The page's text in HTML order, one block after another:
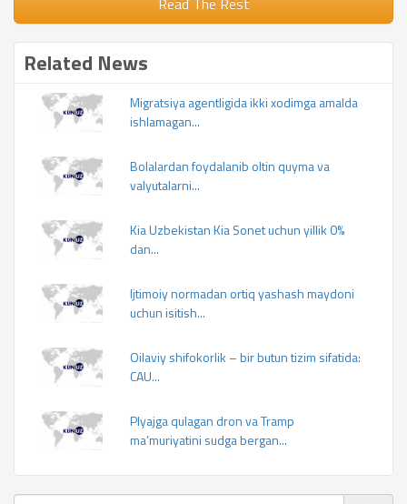
Related News
Migratsiya agentligida ikki xodimga amalda
ishlamagan...
Bolalardan foydalanib oltin quyma va
valyutalarni...
Kia Uzbekistan Kia Sonet uchun yillik 0%
dan...
Ijtimoiy normadan ortiq yashash maydoni
uchun isitish...
Oilaviy shifokorlik – bir butun tizim sifatida:
CAU...
Plyajga qulagan dron va Tramp
ma’muriyatini sudga bergan...